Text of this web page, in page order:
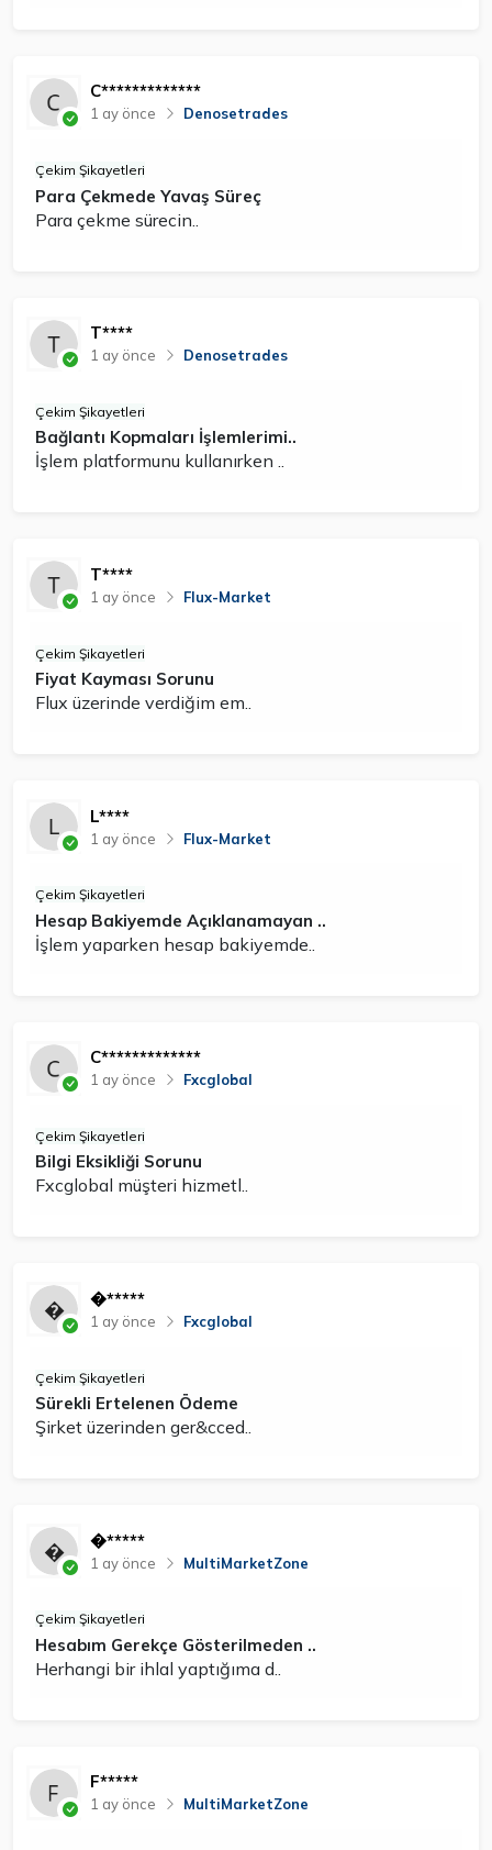
C*************
1 ay önce Denosetrades
Çekim Şikayetleri
Para Çekmede Yavaş Süreç
Para çekme sürecin..
T****
1 ay önce Denosetrades
Çekim Şikayetleri
Bağlantı Kopmaları İşlemlerimi..
İşlem platformunu kullanırken ..
T****
1 ay önce Flux-Market
Çekim Şikayetleri
Fiyat Kayması Sorunu
Flux üzerinde verdiğim em..
L****
1 ay önce Flux-Market
Çekim Şikayetleri
Hesap Bakiyemde Açıklanamayan ..
İşlem yaparken hesap bakiyemde..
C*************
1 ay önce Fxcglobal
Çekim Şikayetleri
Bilgi Eksikliği Sorunu
Fxcglobal müşteri hizmetl..
�*****
1 ay önce Fxcglobal
Çekim Şikayetleri
Sürekli Ertelenen Ödeme
Şirket üzerinden ger&cced..
�*****
1 ay önce MultiMarketZone
Çekim Şikayetleri
Hesabım Gerekçe Gösterilmeden ..
Herhangi bir ihlal yaptığıma d..
F*****
1 ay önce MultiMarketZone